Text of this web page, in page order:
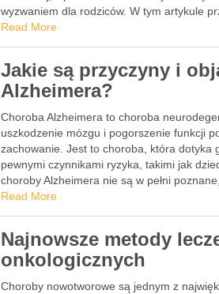
wyzwaniem dla rodziców. W tym artykule
Read More
Jakie są przyczyny i
Alzheimera?
Choroba Alzheimera to choroba
uszkodzenie mózgu i pogorszenie funkcji
zachowanie. Jest to choroba, która dotyka
pewnymi czynnikami ryzyka, takimi jak
choroby Alzheimera nie są w pełni
Read More
Najnowsze metody
onkologicznych
Choroby nowotworowe są jednym z